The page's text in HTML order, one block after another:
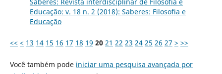
Saberes: Revista interdisciplinar de Filosofia e
Educação: v. 18 n. 2 (2018): Saberes: Filosofia e
Educação
<< < 13 14 15 16 17 18 19 20 21 22 23 24 25 26 27 > >>
Você também pode iniciar uma pesquisa avançada por